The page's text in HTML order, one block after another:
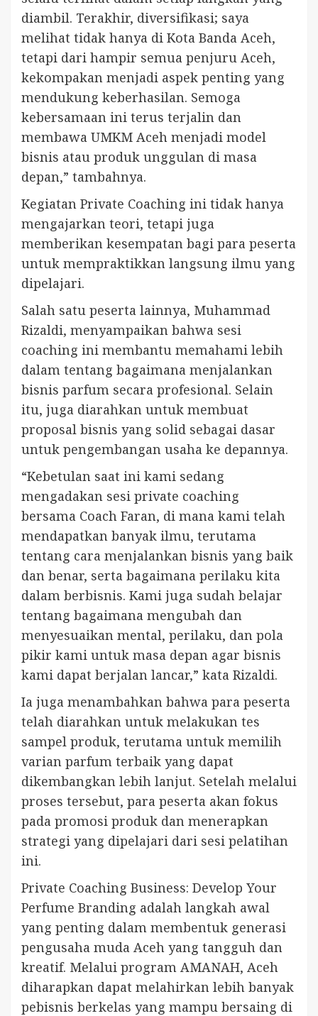
diambil. Terakhir, diversifikasi; saya
melihat tidak hanya di Kota Banda Aceh,
tetapi dari hampir semua penjuru Aceh,
kekompakan menjadi aspek penting yang
mendukung keberhasilan. Semoga
kebersamaan ini terus terjalin dan
membawa UMKM Aceh menjadi model
bisnis atau produk unggulan di masa
depan,” tambahnya.
Kegiatan Private Coaching ini tidak hanya
mengajarkan teori, tetapi juga
memberikan kesempatan bagi para peserta
untuk mempraktikkan langsung ilmu yang
dipelajari.
Salah satu peserta lainnya, Muhammad
Rizaldi, menyampaikan bahwa sesi
coaching ini membantu memahami lebih
dalam tentang bagaimana menjalankan
bisnis parfum secara profesional. Selain
itu, juga diarahkan untuk membuat
proposal bisnis yang solid sebagai dasar
untuk pengembangan usaha ke depannya.
“Kebetulan saat ini kami sedang
mengadakan sesi private coaching
bersama Coach Faran, di mana kami telah
mendapatkan banyak ilmu, terutama
tentang cara menjalankan bisnis yang baik
dan benar, serta bagaimana perilaku kita
dalam berbisnis. Kami juga sudah belajar
tentang bagaimana mengubah dan
menyesuaikan mental, perilaku, dan pola
pikir kami untuk masa depan agar bisnis
kami dapat berjalan lancar,” kata Rizaldi.
Ia juga menambahkan bahwa para peserta
telah diarahkan untuk melakukan tes
sampel produk, terutama untuk memilih
varian parfum terbaik yang dapat
dikembangkan lebih lanjut. Setelah melalui
proses tersebut, para peserta akan fokus
pada promosi produk dan menerapkan
strategi yang dipelajari dari sesi pelatihan
ini.
Private Coaching Business: Develop Your
Perfume Branding adalah langkah awal
yang penting dalam membentuk generasi
pengusaha muda Aceh yang tangguh dan
kreatif. Melalui program AMANAH, Aceh
diharapkan dapat melahirkan lebih banyak
pebisnis berkelas yang mampu bersaing di